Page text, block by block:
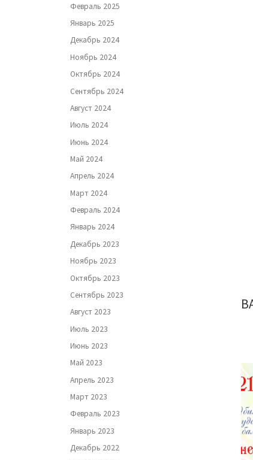
Февраль 2025
Январь 2025
Декабрь 2024
Ноябрь 2024
Октябрь 2024
Сентябрь 2024
Август 2024
Июль 2024
Июнь 2024
Май 2024
Апрель 2024
Март 2024
Февраль 2024
Январь 2024
Декабрь 2023
Ноябрь 2023
Октябрь 2023
Сентябрь 2023
Август 2023
Июль 2023
Июнь 2023
Май 2023
Апрель 2023
Март 2023
Февраль 2023
Январь 2023
Декабрь 2022